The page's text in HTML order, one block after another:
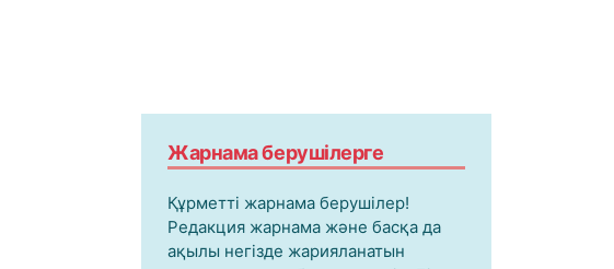
Жарнама берушілерге
Құрметті жарнама берушілер!
Редакция жарнама және басқа да
ақылы негізде жарияланатын